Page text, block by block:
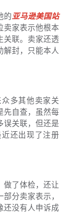
的亚马逊美国站
卖家表示他根本
关联。卖家还透
解封，只能本人
多其他卖家关
先自查，虽然每
误关联，但还是
还出现了注册
做了体检，还让
分卖家表示，
还没有人申诉成